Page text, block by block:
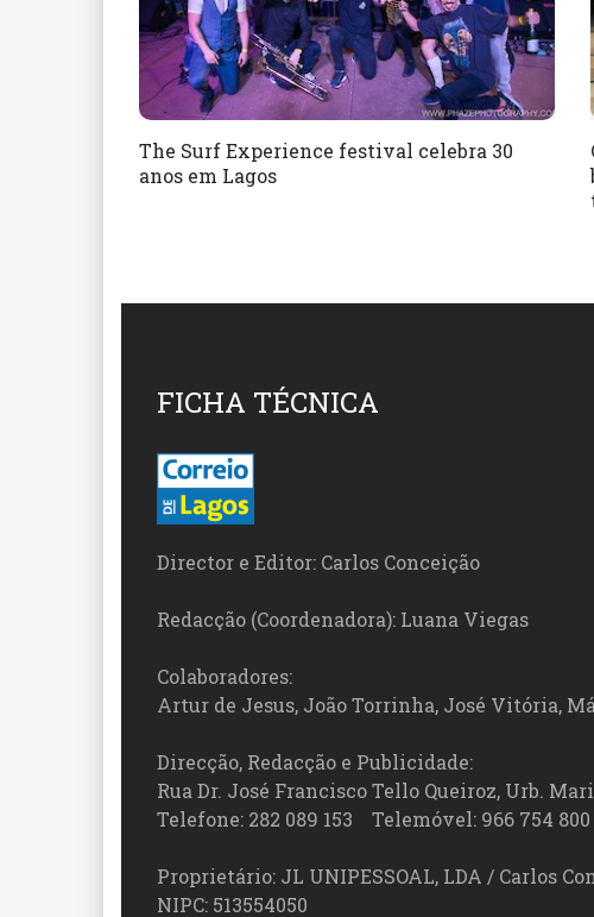
The Surf Experience festival celebra 30
anos em Lagos
FICHA TÉCNICA
Director e Editor: Carlos Conceição
Redacção (Coordenadora): Luana Viegas
Colaboradores:
Artur de Jesus, João Torrinha, José Vitória,
Direcção, Redacção e Publicidade:
Rua Dr. José Francisco Tello Queiroz, Urb.
Telefone: 282 089 153 Telemóvel: 966 754 800
Proprietário: JL UNIPESSOAL, LDA / Carlos
NIPC: 513554050